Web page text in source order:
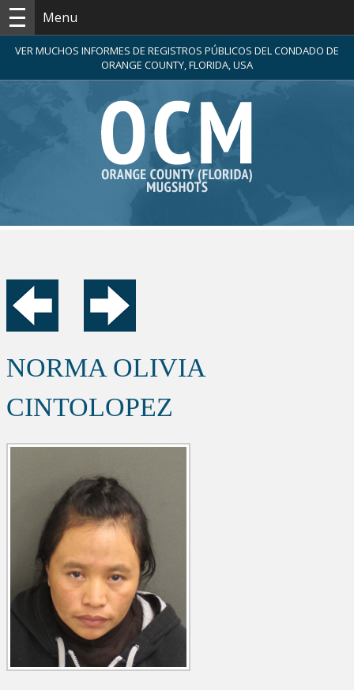
Menu
VER MUCHOS INFORMES DE REGISTROS PÚBLICOS DEL CONDADO DE
ORANGE COUNTY, FLORIDA, USA
NORMA OLIVIA
CINTOLOPEZ